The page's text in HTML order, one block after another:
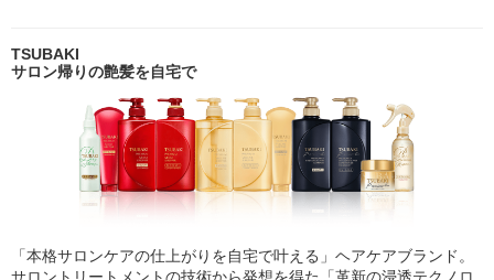
TSUBAKI
サロン帰りの艶髪を自宅で
「本格サロンケアの仕上がりを自宅で叶える」ヘアケアブランド。
サロントリートメントの技術から発想を得た「革新の浸透テクノロ